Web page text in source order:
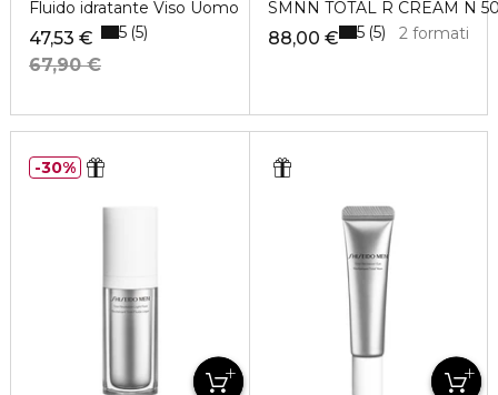
Fluido idratante Viso Uomo
47,53 €
67,90 €
5 5
SMNN TOTAL R CREAM N
88,00 € 2 formati
5 5
30%